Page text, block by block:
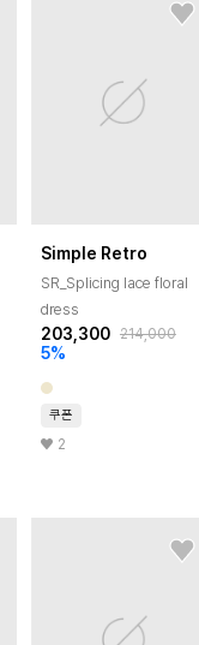
Simple Retro
SR_Splicing lace floral
dress
203,300 214,000
5%
쿠폰
2